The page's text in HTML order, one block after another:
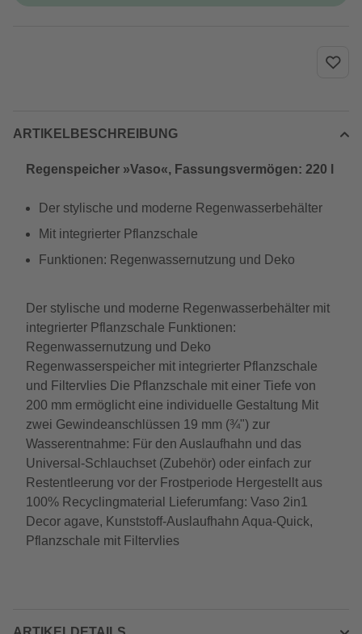
ARTIKELBESCHREIBUNG
Regenspeicher »Vaso«, Fassungsvermögen: 220 l
Der stylische und moderne Regenwasserbehälter
Mit integrierter Pflanzschale
Funktionen: Regenwassernutzung und Deko
Der stylische und moderne Regenwasserbehälter mit
integrierter Pflanzschale Funktionen:
Regenwassernutzung und Deko
Regenwasserspeicher mit integrierter Pflanzschale
und Filtervlies Die Pflanzschale mit einer Tiefe von
200 mm ermöglicht eine individuelle Gestaltung Mit
zwei Gewindeanschlüssen 19 mm (¾") zur
Wasserentnahme: Für den Auslaufhahn und das
Universal-Schlauchset (Zubehör) oder einfach zur
Restentleerung vor der Frostperiode Hergestellt aus
100% Recyclingmaterial Lieferumfang: Vaso 2in1
Decor agave, Kunststoff-Auslaufhahn Aqua-Quick,
Pflanzschale mit Filtervlies